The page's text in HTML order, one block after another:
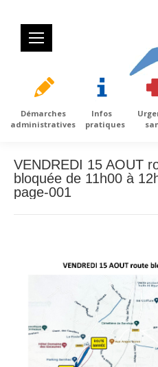
Démarches
administratives
Infos
pratiques
VENDREDI 15 AOUT
bloquée de 11h00 à
page-001